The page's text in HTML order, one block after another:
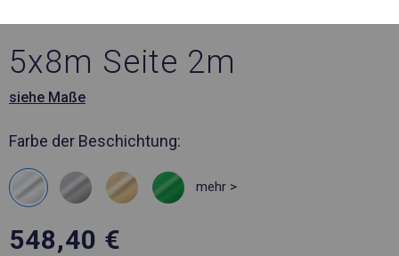
5x8m Seite 2m
siehe Maße
Farbe der Beschichtung:
mehr >
548,40 €